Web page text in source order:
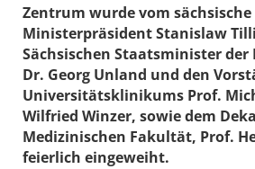
Zentrum wurde vom sächsische
Ministerpräsident Stanislaw
Sächsischen Staatsminister der
Dr. Georg Unland und den
Universitätsklinikums Prof.
Wilfried Winzer, sowie dem
Medizinischen Fakultät, Prof.
feierlich eingeweiht.